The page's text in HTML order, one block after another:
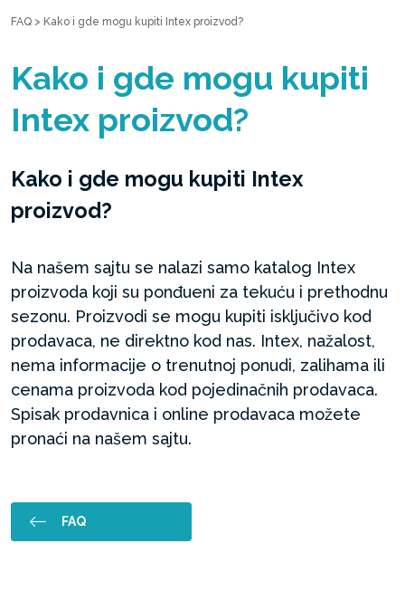
FAQ > Kako i gde mogu kupiti Intex proizvod?
Kako i gde mogu kupiti
Intex proizvod?
Kako i gde mogu kupiti Intex
proizvod?
Na našem sajtu se nalazi samo katalog Intex
proizvoda koji su ponđueni za tekuću i prethodnu
sezonu. Proizvodi se mogu kupiti isključivo kod
prodavaca, ne direktno kod nas. Intex, nažalost,
nema informacije o trenutnoj ponudi, zalihama ili
cenama proizvoda kod pojedinačnih prodavaca.
Spisak prodavnica i online prodavaca možete
pronaći na našem sajtu.
FAQ